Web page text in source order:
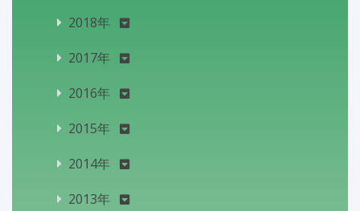
2018年
2017年
2016年
2015年
2014年
2013年